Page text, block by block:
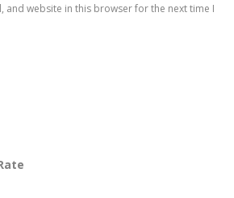
and website in this browser for the next time I